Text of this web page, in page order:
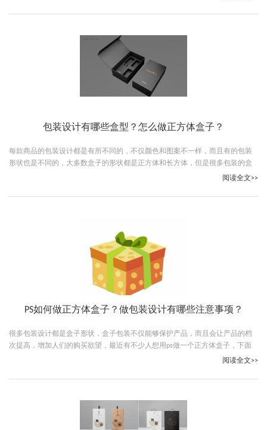
包装设计有哪些盒型？怎么做正方体盒子？
每款商品的包装设计都是有所不同的，不仅颜色和图案不一样，而且有的包装
形状也是不同的，大多数盒子的形状都是正方体和长方体，但是很多包装的盒
型结构是不一样的，下面古柏广告设计的小编就给大家说说包装设计有哪些盒
阅读全文>>
PS如何做正方体盒子？做包装设计有哪些注意事项？
很多包装设计都是盒子形状，盒子包装不仅能够保护产品，而且会让产品的档
次提高，增加人们的购买欲望，最近有不少人想用ps做一个正方体盒子，下面
阅读全文>>